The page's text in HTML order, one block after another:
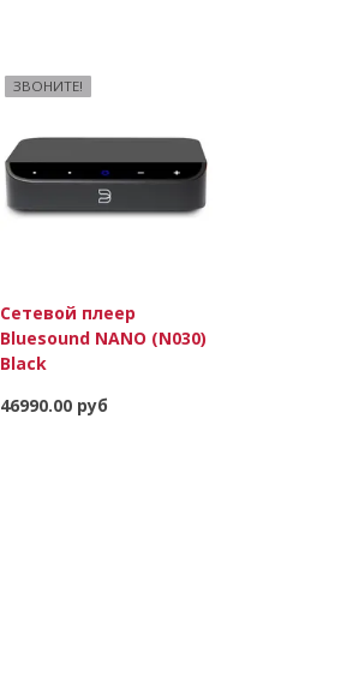
ЗВОНИТЕ!
Сетевой плеер
Bluesound NANO (N030)
Black
46990.00 руб